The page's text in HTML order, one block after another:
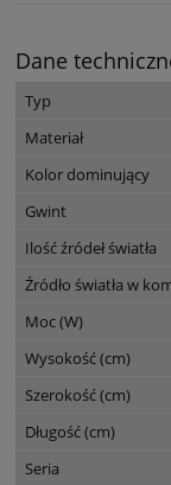
Dane
Typ
Materiał
Kolor dominujący
Gwint
Ilość źródeł światła
Źródło światła w
Moc (W)
Wysokość (cm)
Szerokość (cm)
Długość (cm)
Seria